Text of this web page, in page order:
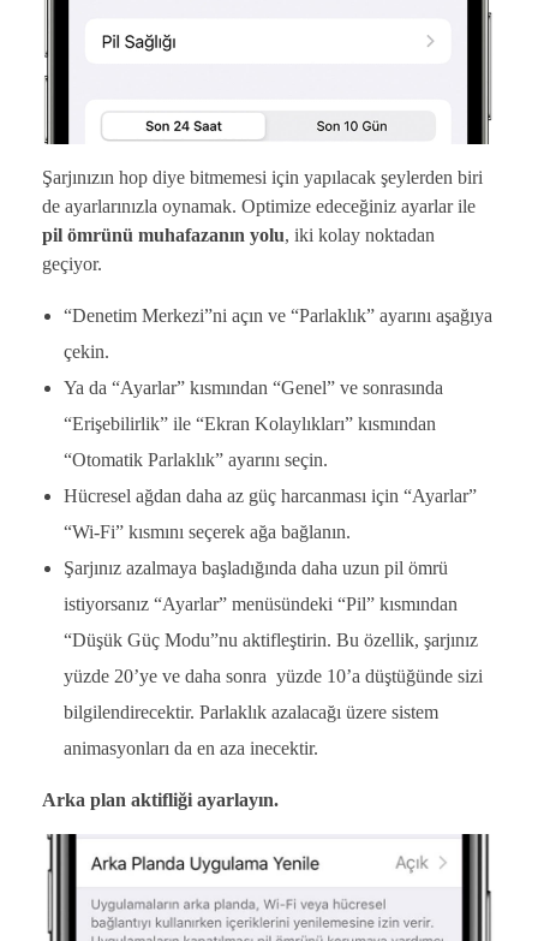
Şarjınızın hop diye bitmemesi için yapılacak şeylerden biri
de ayarlarınızla oynamak. Optimize edeceğiniz ayarlar ile
pil ömrünü muhafazanın yolu, iki kolay noktadan
geçiyor.
“Denetim Merkezi”ni açın ve “Parlaklık” ayarını aşağıya
çekin.
Ya da “Ayarlar” kısmından “Genel” ve sonrasında
“Erişebilirlik” ile “Ekran Kolaylıkları” kısmından
“Otomatik Parlaklık” ayarını seçin.
Hücresel ağdan daha az güç harcanması için “Ayarlar”
“Wi-Fi” kısmını seçerek ağa bağlanın.
Şarjınız azalmaya başladığında daha uzun pil ömrü
istiyorsanız “Ayarlar” menüsündeki “Pil” kısmından
“Düşük Güç Modu”nu aktifleştirin. Bu özellik, şarjınız
yüzde 20’ye ve daha sonra yüzde 10’a düştüğünde sizi
bilgilendirecektir. Parlaklık azalacağı üzere sistem
animasyonları da en aza inecektir.
Arka plan aktifliği ayarlayın.